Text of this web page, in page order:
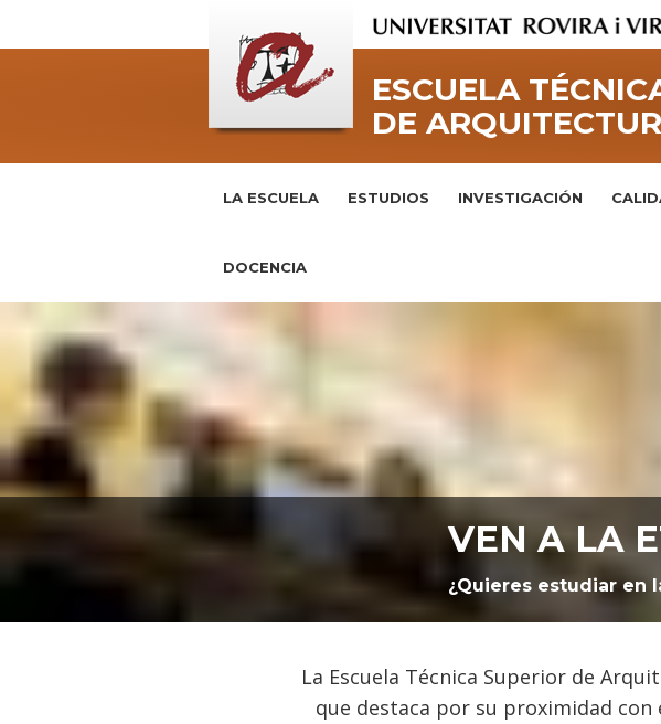
ESCUELA
DE
LA ESCUELA ESTUDIOS INVESTIGACIÓN
DOCENCIA
VEN A LA
¿Quieres estudiar en
La Escuela Técnica Superior de
que destaca por su proximidad